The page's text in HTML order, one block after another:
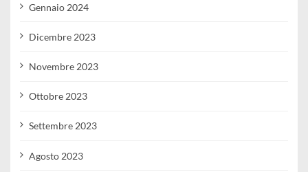
Gennaio 2024
Dicembre 2023
Novembre 2023
Ottobre 2023
Settembre 2023
Agosto 2023